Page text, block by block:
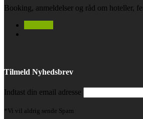
Booking, anmeldelser og råd om hoteller,
Tilmeld Nyhedsbrev
Indtast din email adresse
*Vi vil aldrig sende Spam